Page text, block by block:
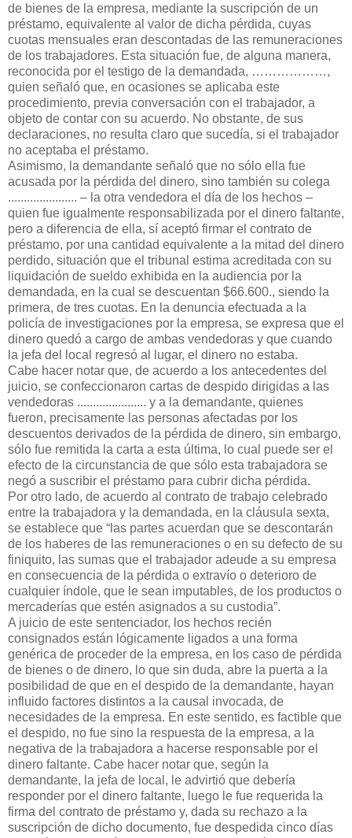
de bienes de la empresa, mediante la suscripción de un
préstamo, equivalente al valor de dicha pérdida, cuyas
cuotas mensuales eran descontadas de las remuneraciones
de los trabajadores. Esta situación fue, de alguna manera,
reconocida por el testigo de la demandada, ………………,
quien señaló que, en ocasiones se aplicaba este
procedimiento, previa conversación con el trabajador, a
objeto de contar con su acuerdo. No obstante, de sus
declaraciones, no resulta claro que sucedía, si el trabajador
no aceptaba el préstamo.
Asimismo, la demandante señaló que no sólo ella fue
acusada por la pérdida del dinero, sino también su colega
...................... – la otra vendedora el día de los hechos –
quien fue igualmente responsabilizada por el dinero faltante,
pero a diferencia de ella, sí aceptó firmar el contrato de
préstamo, por una cantidad equivalente a la mitad del dinero
perdido, situación que el tribunal estima acreditada con su
liquidación de sueldo exhibida en la audiencia por la
demandada, en la cual se descuentan $66.600., siendo la
primera, de tres cuotas. En la denuncia efectuada a la
policía de investigaciones por la empresa, se expresa que el
dinero quedó a cargo de ambas vendedoras y que cuando
la jefa del local regresó al lugar, el dinero no estaba.
Cabe hacer notar que, de acuerdo a los antecedentes del
juicio, se confeccionaron cartas de despido dirigidas a las
vendedoras ...................... y a la demandante, quienes
fueron, precisamente las personas afectadas por los
descuentos derivados de la pérdida de dinero, sin embargo,
sólo fue remitida la carta a esta última, lo cual puede ser el
efecto de la circunstancia de que sólo esta trabajadora se
negó a suscribir el préstamo para cubrir dicha pérdida.
Por otro lado, de acuerdo al contrato de trabajo celebrado
entre la trabajadora y la demandada, en la cláusula sexta,
se establece que “las partes acuerdan que se descontarán
de los haberes de las remuneraciones o en su defecto de su
finiquito, las sumas que el trabajador adeude a su empresa
en consecuencia de la pérdida o extravío o deterioro de
cualquier índole, que le sean imputables, de los productos o
mercaderías que estén asignados a su custodia”.
A juicio de este sentenciador, los hechos recién
consignados están lógicamente ligados a una forma
genérica de proceder de la empresa, en los caso de pérdida
de bienes o de dinero, lo que sin duda, abre la puerta a la
posibilidad de que en el despido de la demandante, hayan
influido factores distintos a la causal invocada, de
necesidades de la empresa. En este sentido, es factible que
el despido, no fue sino la respuesta de la empresa, a la
negativa de la trabajadora a hacerse responsable por el
dinero faltante. Cabe hacer notar que, según la
demandante, la jefa de local, le advirtió que debería
responder por el dinero faltante, luego le fue requerida la
firma del contrato de préstamo y, dada su rechazo a la
suscripción de dicho documento, fue despedida cinco días